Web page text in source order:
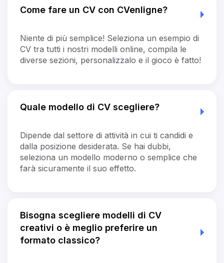
Come fare un CV con CVenligne?
Niente di più semplice! Seleziona un esempio di
CV tra tutti i nostri modelli online, compila le
diverse sezioni, personalizzalo e il gioco è fatto!
Quale modello di CV scegliere?
Dipende dal settore di attività in cui ti candidi e
dalla posizione desiderata. Se hai dubbi,
seleziona un modello moderno o semplice che
farà sicuramente il suo effetto.
Bisogna scegliere modelli di CV
creativi o è meglio preferire un
formato classico?